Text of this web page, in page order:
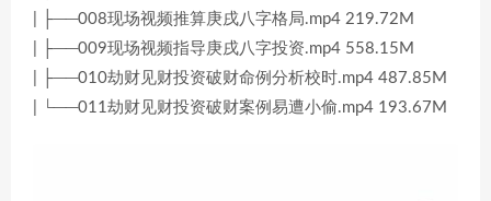
| ├──008现场视频推算庚戌八字格局.mp4 219.72M
| ├──009现场视频指导庚戌八字投资.mp4 558.15M
| ├──010劫财见财投资破财命例分析校时.mp4 487.85M
| └──011劫财见财投资破财案例易遭小偷.mp4 193.67M